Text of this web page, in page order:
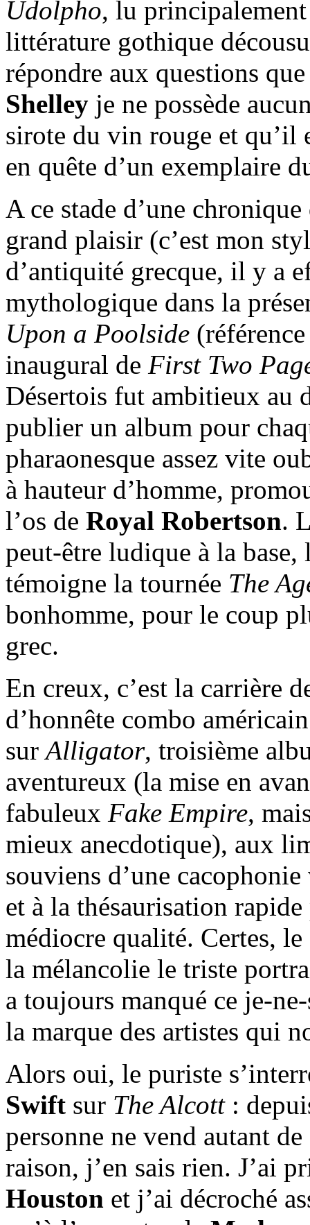
Udolpho, lu
littérature gothique
répondre aux questions
Shelley je ne possède
sirote du vin rouge et qu’il
en quête d’un exemplaire
A ce stade d’une
grand plaisir (c’est mon
d’antiquité grecque, il y a
mythologique dans la
Upon a Poolside
inaugural de First Two
Désertois fut ambitieux au
publier un album pour
pharaonesque assez vite
à hauteur d’homme,
l’os de Royal Robertson.
peut-être ludique à la
témoigne la tournée The
bonhomme, pour le coup
grec.
En creux, c’est la carrière
d’honnête combo
sur Alligator, troisième
aventureux (la mise en
fabuleux Fake Empire,
mieux anecdotique), aux
souviens d’une
et à la thésaurisation
médiocre qualité. Certes,
la mélancolie le triste
a toujours manqué ce je-
la marque des artistes qui
Alors oui, le puriste
Swift sur The Alcott:
personne ne vend autant
raison, j’en sais rien. J’ai
Houston et j’ai décroché